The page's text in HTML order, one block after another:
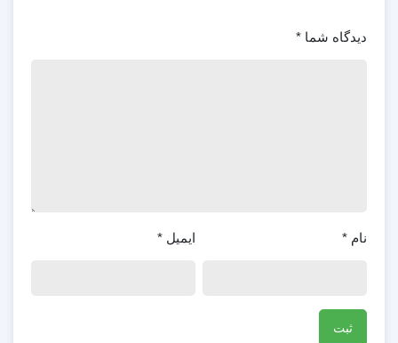
دیدگاه شما *
نام * ایمیل *